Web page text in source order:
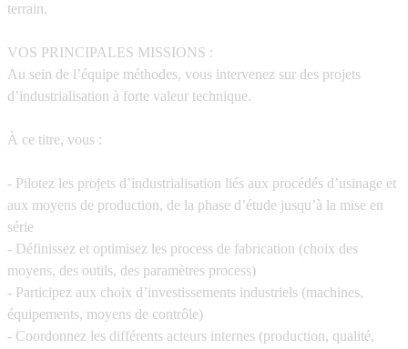
terrain.
VOS PRINCIPALES MISSIONS :
Au sein de l’équipe méthodes, vous intervenez sur des projets
d’industrialisation à forte valeur technique.
À ce titre, vous :
- Pilotez les projets d’industrialisation liés aux procédés d’usinage et
aux moyens de production, de la phase d’étude jusqu’à la mise en
série
- Définissez et optimisez les process de fabrication (choix des
moyens, des outils, des paramètres process)
- Participez aux choix d’investissements industriels (machines,
équipements, moyens de contrôle)
- Coordonnez les différents acteurs internes (production, qualité,